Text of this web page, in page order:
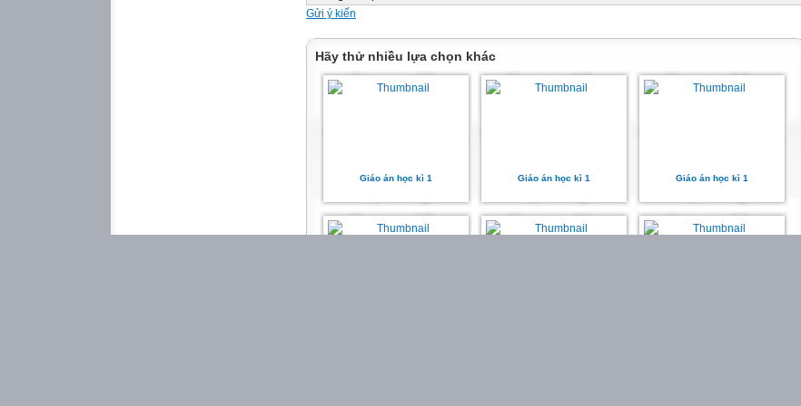
- Phiếu học tập.
Phiếu học tập số 1
Nội dung chính phần 1
Nội dung chính phần 2
( Làm việc nhóm)
Nhận xét về đặc điểm văn bản Nguyên Hồng – nhà văn của những người cùng khổ dựa
trên các tiêu chí sau:
Gửi ý kiến
Hãy thử nhiều lựa chọn khác
Giáo án học kì 1 Giáo án học kì 1 Giáo án học kì 1